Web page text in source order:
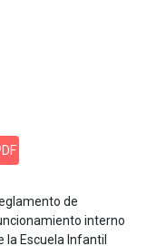
de
interno
la Escuela Infantil